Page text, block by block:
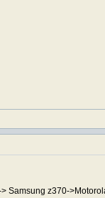
Samsung z370-